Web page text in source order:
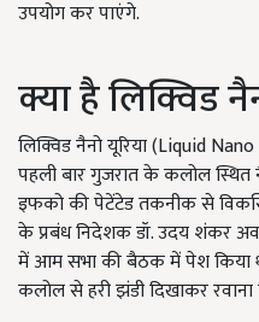
उपयोग कर पाएंगे.
क्या है लिक्विड
लिक्विड नैनो यूरिया (Liquid
पहली बार गुजरात के कलोल स्थित
इफको की पेटेंटेड तकनीक से
के प्रबंध निदेशक डॉ. उदय शंकर
में आम सभा की बैठक में पेश किया
कलोल से हरी झंडी दिखाकर रवाना